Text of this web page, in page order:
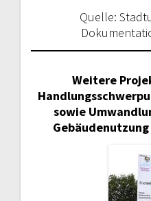
Quelle:
Weitere
sowie